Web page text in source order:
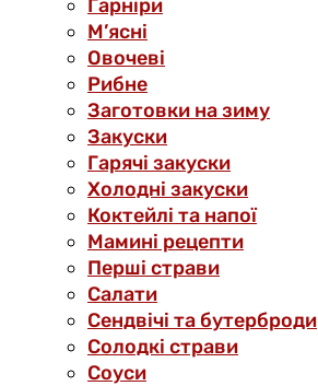
Гарніри
М’ясні
Овочеві
Рибне
Заготовки на зиму
Закуски
Гарячі закуски
Холодні закуски
Коктейлі та напої
Мамині рецепти
Перші страви
Салати
Сендвічі та бутерброди
Солодкі страви
Соуси